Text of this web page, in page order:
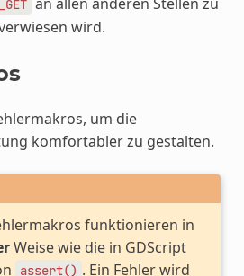
wird.
um die
komfortabler zu gestalten.
funktionieren in
Weise wie die in GDScript
assert() . Ein Fehler wird